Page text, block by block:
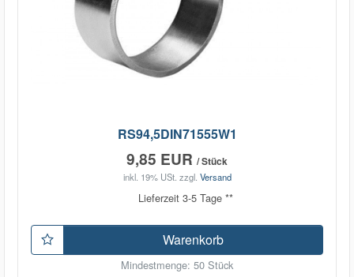
RS94,5DIN71555W1
9,85 EUR / Stück
inkl. 19% USt. zzgl. Versand
Lieferzeit 3-5 Tage **
Warenkorb
Mindestmenge: 50 Stück